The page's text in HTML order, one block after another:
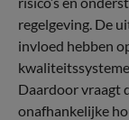
regelgeving. De
invloed hebben
Daardoor vraagt
onafhankelijke